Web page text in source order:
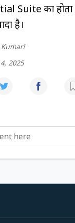
Suite का
है।
2025